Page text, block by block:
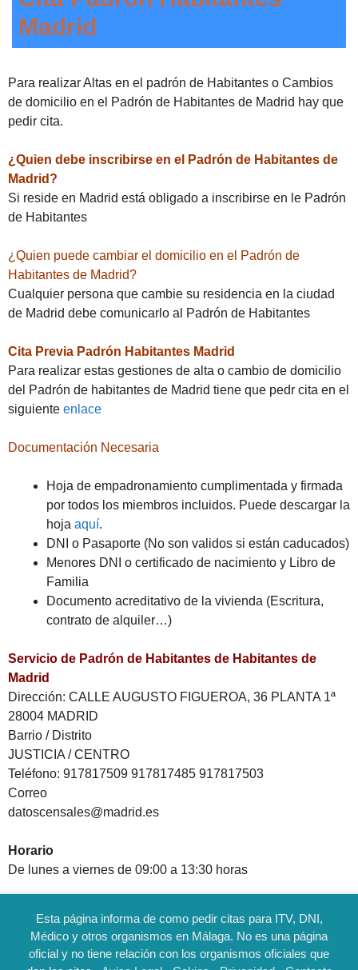
Madrid
Para realizar Altas en el padrón de Habitantes o Cambios
de domicilio en el Padrón de Habitantes de Madrid hay que
pedir cita.
¿Quien debe inscribirse en el Padrón de Habitantes de
Madrid?
Si reside en Madrid está obligado a inscribirse en le Padrón
de Habitantes
¿Quien puede cambiar el domicilio en el Padrón de
Habitantes de Madrid?
Cualquier persona que cambie su residencia en la ciudad
de Madrid debe comunicarlo al Padrón de Habitantes
Cita Previa Padrón Habitantes Madrid
Para realizar estas gestiones de alta o cambio de domicilio
del Padrón de habitantes de Madrid tiene que pedr cita en el
siguiente enlace
Documentación Necesaria
Hoja de empadronamiento cumplimentada y firmada
por todos los miembros incluidos. Puede descargar la
hoja aquí.
DNI o Pasaporte (No son validos si están caducados)
Menores DNI o certificado de nacimiento y Libro de
Familia
Documento acreditativo de la vivienda (Escritura,
contrato de alquiler…)
Servicio de Padrón de Habitantes de Habitantes de
Madrid
Dirección: CALLE AUGUSTO FIGUEROA, 36 PLANTA 1ª
28004 MADRID
Barrio / Distrito
JUSTICIA / CENTRO
Teléfono: 917817509 917817485 917817503
Correo
datoscensales@madrid.es
Horario
De lunes a viernes de 09:00 a 13:30 horas
Esta página informa de como pedir citas para ITV, DNI,
Médico y otros organismos en Málaga. No es una página
oficial y no tiene relación con los organismos oficiales que